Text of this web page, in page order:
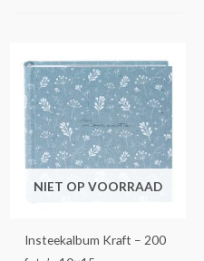
NIET OP VOORRAAD
Insteekalbum Kraft – 200